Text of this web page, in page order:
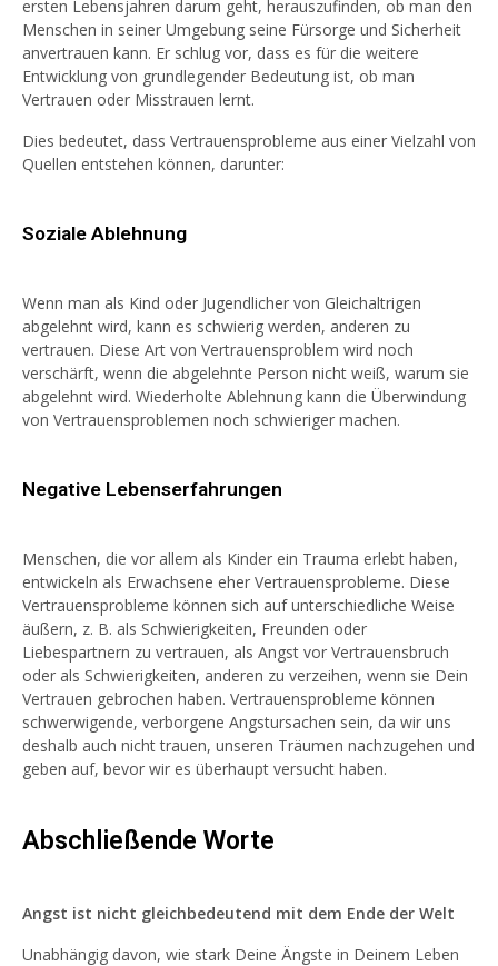
ersten Lebensjahren darum geht, herauszufinden, ob man den
Menschen in seiner Umgebung seine Fürsorge und Sicherheit
anvertrauen kann. Er schlug vor, dass es für die weitere
Entwicklung von grundlegender Bedeutung ist, ob man
Vertrauen oder Misstrauen lernt.
Dies bedeutet, dass Vertrauensprobleme aus einer Vielzahl von
Quellen entstehen können, darunter:
Soziale Ablehnung
Wenn man als Kind oder Jugendlicher von Gleichaltrigen
abgelehnt wird, kann es schwierig werden, anderen zu
vertrauen. Diese Art von Vertrauensproblem wird noch
verschärft, wenn die abgelehnte Person nicht weiß, warum sie
abgelehnt wird. Wiederholte Ablehnung kann die Überwindung
von Vertrauensproblemen noch schwieriger machen.
Negative Lebenserfahrungen
Menschen, die vor allem als Kinder ein Trauma erlebt haben,
entwickeln als Erwachsene eher Vertrauensprobleme. Diese
Vertrauensprobleme können sich auf unterschiedliche Weise
äußern, z. B. als Schwierigkeiten, Freunden oder
Liebespartnern zu vertrauen, als Angst vor Vertrauensbruch
oder als Schwierigkeiten, anderen zu verzeihen, wenn sie Dein
Vertrauen gebrochen haben. Vertrauensprobleme können
schwerwigende, verborgene Angstursachen sein, da wir uns
deshalb auch nicht trauen, unseren Träumen nachzugehen und
geben auf, bevor wir es überhaupt versucht haben.
Abschließende Worte
Angst ist nicht gleichbedeutend mit dem Ende der Welt
Unabhängig davon, wie stark Deine Ängste in Deinem Leben